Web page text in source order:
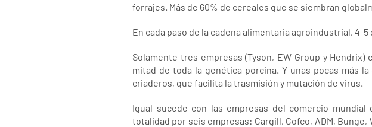
forrajes. Más de 60% de cereales que se siembran
En cada paso de la cadena alimentaria agroindustrial, 4-
Solamente tres empresas (Tyson, EW Group y
mitad de toda la genética porcina. Y unas pocas más
criaderos, que facilita la trasmisión y mutación de virus.
Igual sucede con las empresas del comercio mundial
totalidad por seis empresas: Cargill, Cofco, ADM,